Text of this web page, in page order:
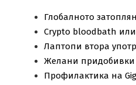
Глобалното
Crypto bloodbath
Лаптопи втора
Желани
Профилактика на